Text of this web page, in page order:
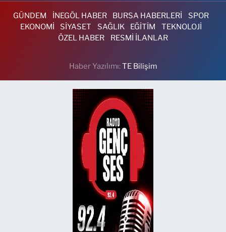
GÜNDEM İNEGÖL HABER BURSA HABERLERİ
SPOR
EKONOMİ
SİYASET SAĞLIK EĞİTİM
TEKNOLOJİ
ÖZEL HABER
RESMİ İLANLAR
Haber Yazılımı:TE Bilişim